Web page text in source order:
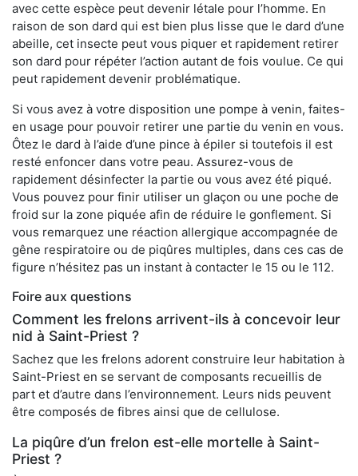
avec cette espèce peut devenir létale pour l’homme. En
raison de son dard qui est bien plus lisse que le dard d’une
abeille, cet insecte peut vous piquer et rapidement retirer
son dard pour répéter l’action autant de fois voulue. Ce qui
peut rapidement devenir problématique.
Si vous avez à votre disposition une pompe à venin, faites-
en usage pour pouvoir retirer une partie du venin en vous.
Ôtez le dard à l’aide d’une pince à épiler si toutefois il est
resté enfoncer dans votre peau. Assurez-vous de
rapidement désinfecter la partie ou vous avez été piqué.
Vous pouvez pour finir utiliser un glaçon ou une poche de
froid sur la zone piquée afin de réduire le gonflement. Si
vous remarquez une réaction allergique accompagnée de
gêne respiratoire ou de piqûres multiples, dans ces cas de
figure n’hésitez pas un instant à contacter le 15 ou le 112.
Foire aux questions
Comment les frelons arrivent-ils à concevoir leur
nid à Saint-Priest ?
Sachez que les frelons adorent construire leur habitation à
Saint-Priest en se servant de composants recueillis de
part et d’autre dans l’environnement. Leurs nids peuvent
être composés de fibres ainsi que de cellulose.
La piqûre d’un frelon est-elle mortelle à Saint-
Priest ?